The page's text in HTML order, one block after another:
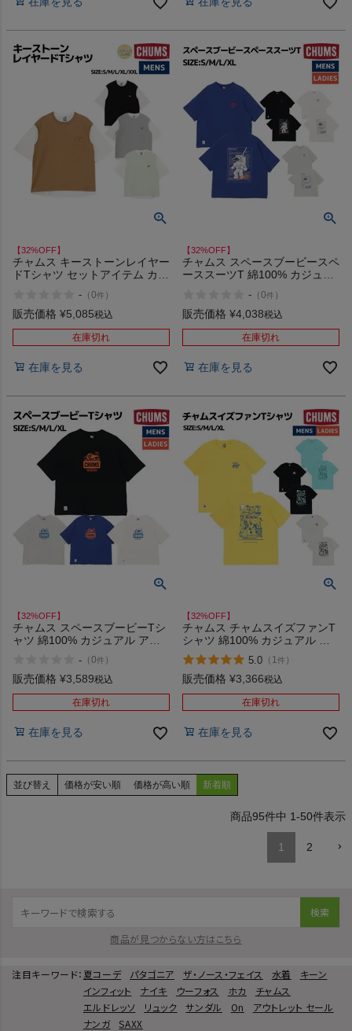
【32%OFF】
チャムス キーストーンレイヤー
ドTシャツ セットアイテム カジ
袖 Tシャツ クルーネック プル
オーバー CHUMS Keystone
- （0件 ）
販売価格 ¥5,085税込
在庫切れ
在庫を見る
【32%OFF】
チャムス スペースブービースペ
ーススーツT 綿100% カジュア
ラスト プリント CHUMS
Space Booby Spacesuit T アウ
- （0件 ）
販売価格 ¥4,038税込
在庫切れ
在庫を見る
【32%OFF】
チャムス スペースブービーTシ
ャツ 綿100% カジュアル アウ
プリント CHUMS Space Booby
T-Shirt アウトレット セール
- （0件 ）
販売価格 ¥3,589税込
在庫切れ
在庫を見る
【32%OFF】
チャムス チャムスイズファンT
シャツ 綿100% カジュアル ア
ウトドア キャンプ ウェア 半袖
イラスト プリント レトロポッ
プ CHUMS アウトレット セー
5.0 （ 1件 ）
販売価格 ¥3,366税込
在庫切れ
在庫を見る
並び替え 価格が安い順 価格が高い順 新着順
95件中 1-50件表示
1 2
検索
商品が見つからない方はこちら
注目キーワード： 夏コーデ パタゴニア ザ・ノース・フェイス 水着
キーン
インフィット
ナイキ ウーフォス ホカ
チャムス
エルドレッソ
リュック サンダル On
アウトレット セール
ナンガ
SAXX